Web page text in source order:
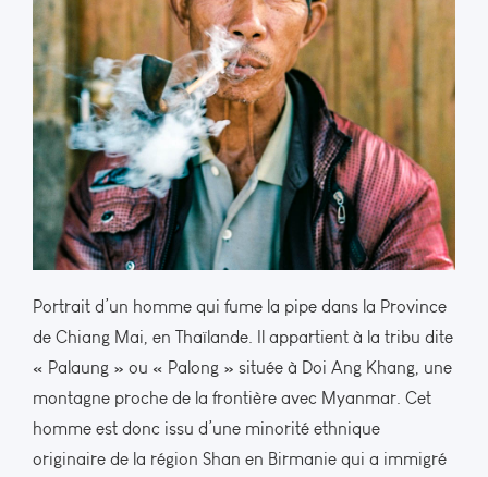
Portrait d’un homme qui fume la pipe dans la Province
de Chiang Mai, en Thaïlande. Il appartient à la tribu dite
« Palaung » ou « Palong » située à Doi Ang Khang, une
montagne proche de la frontière avec Myanmar. Cet
homme est donc issu d’une minorité ethnique
originaire de la région Shan en Birmanie qui a immigré